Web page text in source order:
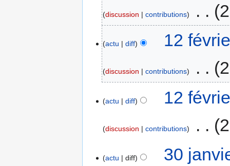
discussion contributions
actu diff 12
discussion contributions
actu diff 12
discussion contributions
actu diff 30